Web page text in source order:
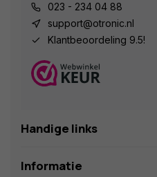
023 - 234 04 88
support@otronic.nl
Klantbeoordeling 9.5!
Handige links
Informatie